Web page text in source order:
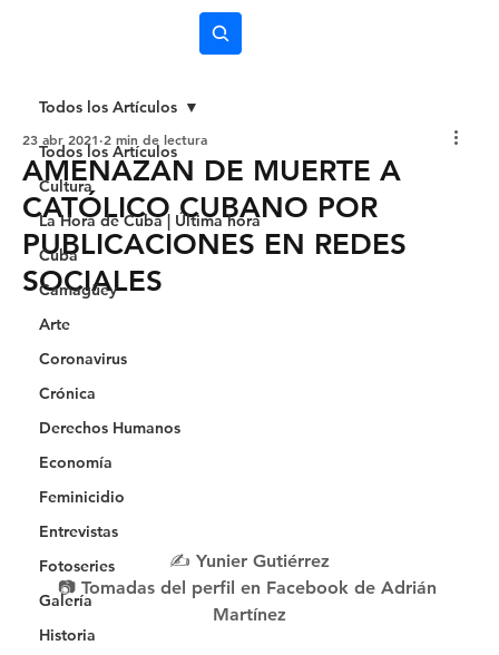
Todos los Artículos
Cultura
La Hora de Cuba | Última hora
Cuba
Camagüey
Arte
Coronavirus
Crónica
Derechos Humanos
Economía
Feminicidio
Entrevistas
Fotoseries
Galería
Historia
Todos los Artículos
AMENAZAN DE MUERTE A
CATÓLICO CUBANO POR
PUBLICACIONES EN REDES
SOCIALES
23 abr 2021 2 min de lectura
✍️ Yunier Gutiérrez
📷 Tomadas del perfil en Facebook de Adrián
Martínez